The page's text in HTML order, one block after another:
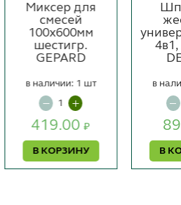
Миксер для
смесей
100х600мм
шестигр.
GEPARD
419.00₽
В КОРЗИНУ
в наличии: 1 шт
В
в